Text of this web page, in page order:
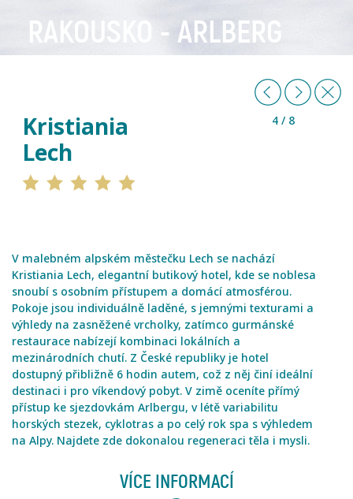
RAKOUSKO - ARLBERG
Kristiania
Lech
V malebném alpském městečku Lech se nachází
Kristiania Lech, elegantní butikový hotel, kde se noblesa
snoubí s osobním přístupem a domácí atmosférou.
Pokoje jsou individuálně laděné, s jemnými texturami a
výhledy na zasněžené vrcholky, zatímco gurmánské
restaurace nabízejí kombinaci lokálních a
mezinárodních chutí. Z České republiky je hotel
dostupný přibližně 6 hodin autem, což z něj činí ideální
destinaci i pro víkendový pobyt. V zimě oceníte přímý
přístup ke sjezdovkám Arlbergu, v létě variabilitu
horských stezek, cyklotras a po celý rok spa s výhledem
na Alpy. Najdete zde dokonalou regeneraci těla i mysli.
Předchozí
Další
4 / 8
VÍCE INFORMACÍ